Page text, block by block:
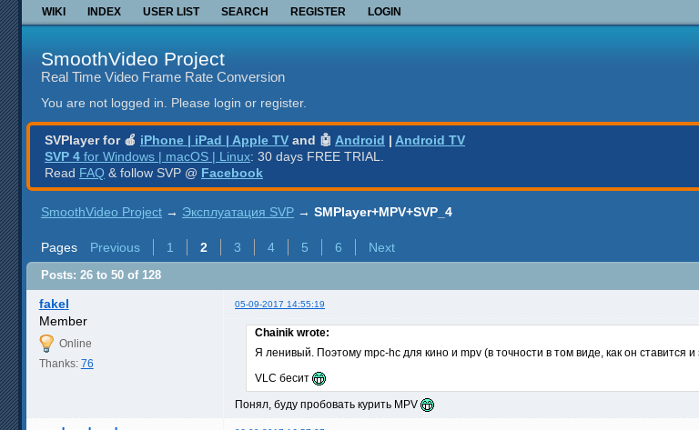
WIKI INDEX USER LIST SEARCH REGISTER LOGIN
SmoothVideo Project
Real Time Video Frame Rate Conversion
You are not logged in. Please login or register.
SVPlayer for 🍎 iPhone | iPad | Apple TV and 🤖 Android | Android TV
SVP 4 for Windows | macOS | Linux: 30 days FREE TRIAL.
Read FAQ & follow SVP @ Facebook
SmoothVideo Project → Эксплуатация SVP → SMPlayer+MPV+SVP_4
Pages Previous 1 2 3 4 5 6 Next
Posts: 26 to 50 of 128
fakel 05-09-2017 14:55:19
Member
Online
Thanks: 76
Chainik wrote:
Я ленивый. Поэтому mpc-hc для кино и mpv (в точности в том виде, как он ставится
VLC бесит
Понял, буду пробовать курить MPV